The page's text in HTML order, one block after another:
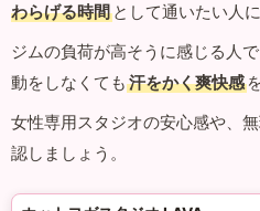
わらげる時間 として通いたい人
ジムの負荷が高そうに感じる人
動をしなくても 汗をかく爽快感
女性専用スタジオの安心感や、
認しましょう。